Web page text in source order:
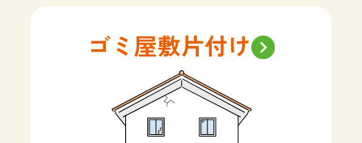
ゴミ屋敷片付け